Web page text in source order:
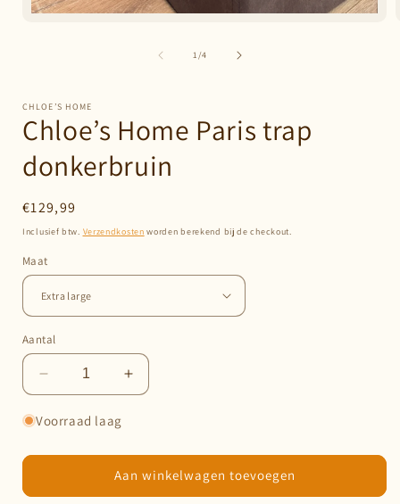
1/van
4
CHLOE’S HOME
Chloe’s Home Paris trap
donkerbruin
Normale
prijs
€129,99
Inclusief btw. Verzendkosten worden berekend bij de checkout.
Maat
Aantal
Aantal
verlagen
voor
Home
trap
Aantal
verhogen
Home
Paris
trap
Voorraad laag
Aan winkelwagen toevoegen